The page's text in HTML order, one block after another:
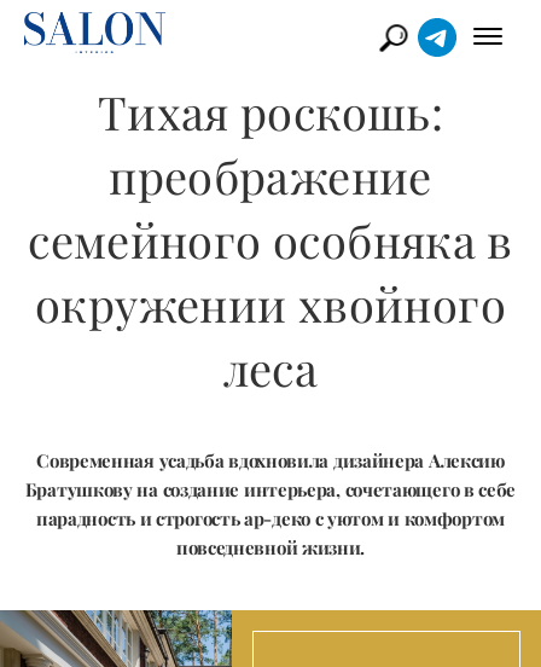
Тихая роскошь:
преображение
семейного особняка в
окружении хвойного
леса
Современная усадьба вдохновила дизайнера Алексию
Братушкову на создание интерьера, сочетающего в себе
парадность и строгость ар-деко с уютом и комфортом
повседневной жизни.